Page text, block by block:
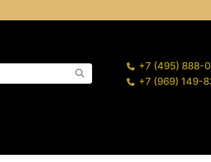
+7 (495) 888-
+7 (969) 149-